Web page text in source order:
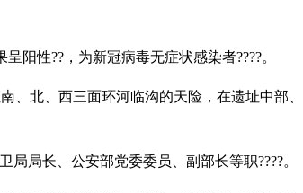
阳性??，为新冠病毒无症状感染者????。
北、西三面环河临沟的天险，在遗址中部、
长、公安部党委委员、副部长等职????。